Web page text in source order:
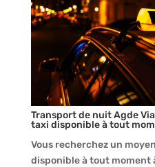
Transport de nuit Agde
taxi disponible à tout
Vous recherchez un
disponible à tout moment